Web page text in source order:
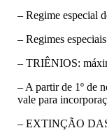
– Regime especial
– Regimes
– TRIÊNIOS:
– A partir de 1º
vale para
– EXTINÇÃO